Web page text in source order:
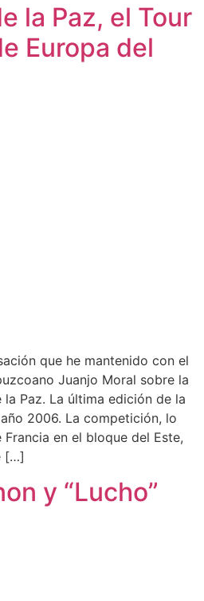
la Paz, el Tour
Europa del
que he mantenido con el
Juanjo Moral sobre la
Paz. La última edición de la
2006. La competición, lo
en el bloque del Este,
[…]
y “Lucho”